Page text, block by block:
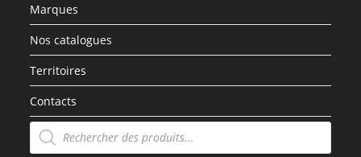
Marques
Nos catalogues
Territoires
Contacts
Recherche
de
produits